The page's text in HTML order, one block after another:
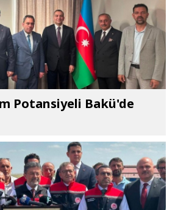
Potansiyeli Bakü'de